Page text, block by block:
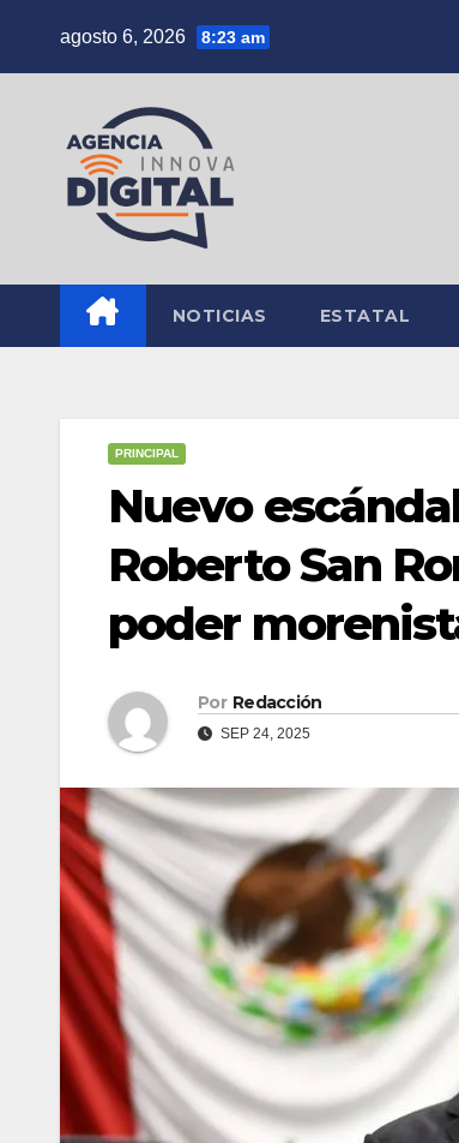
agosto 6, 2026 8:23 am
NOTICIAS ESTATAL
PRINCIPAL
Nuevo
Roberto San
poder
Por Redacción
SEP 24, 2025